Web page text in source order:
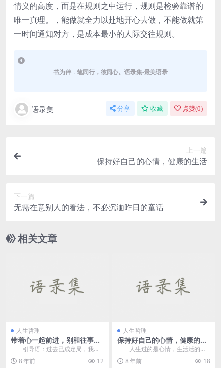
情义的高度，而是在规则之中运行，规则是检验靠谱的
唯一真理。，能做就全力以赴地开心去做，不能做就第
一时间通知对方，是成本最小的人际交往规则。
书为伴，笔同行，彼同心。语录集-最美语录
语录集 分享 收藏 点赞(0)
上一篇
保持好自己的心情，健康的生活
下一篇
无需在意别人的看法，不必沉湎昨日的童话
相关文章
人生哲理
带着心一起前进，别和往事瞎
引导语：过去已成定局，我们
无法改变，我们要改变心境，向着
新生活出发。 &nb...
8 年前 12
人生哲理
保持好自己的心情，健康的生
人生过的是心情，生活活的是
心态。 人必须有个好心情，
没有好...
8 年前 18